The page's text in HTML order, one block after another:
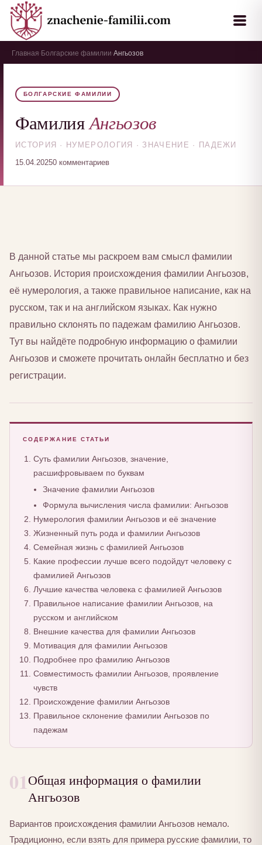
Главная Болгарские фамилии Ангьозов
БОЛГАРСКИЕ ФАМИЛИИ
ФамилияАнгьозов
ИСТОРИЯ · НУМЕРОЛОГИЯ · ЗНАЧЕНИЕ · ПАДЕЖИ
15.04.20250 комментариев
В данной статье мы раскроем вам смысл фамилии
Ангьозов. История происхождения фамилии Ангьозов,
её нумерология, а также правильное написание, как на
русском, так и на английском языках. Как нужно
правильно склонять по падежам фамилию Ангьозов.
Тут вы найдёте подробную информацию о фамилии
Ангьозов и сможете прочитать онлайн бесплатно и без
регистрации.
СОДЕРЖАНИЕ СТАТЬИ
Суть фамилии Ангьозов, значение,
расшифровываем по буквам
Значение фамилии Ангьозов
Формула вычисления числа фамилии: Ангьозов
Нумерология фамилии Ангьозов и её значение
Жизненный путь рода и фамилии Ангьозов
Семейная жизнь с фамилией Ангьозов
Какие профессии лучше всего подойдут человеку с
фамилией Ангьозов
Лучшие качества человека с фамилией Ангьозов
Правильное написание фамилии Ангьозов, на
русском и английском
Внешние качества для фамилии Ангьозов
Мотивация для фамилии Ангьозов
Подробнее про фамилию Ангьозов
Совместимость фамилии Ангьозов, проявление
чувств
Происхождение фамилии Ангьозов
Правильное склонение фамилии Ангьозов по
падежам
01Общая информация о фамилии
Ангьозов
Вариантов происхождения фамилии Ангьозов немало.
Традиционно, если взять для примера русские фамилии, то